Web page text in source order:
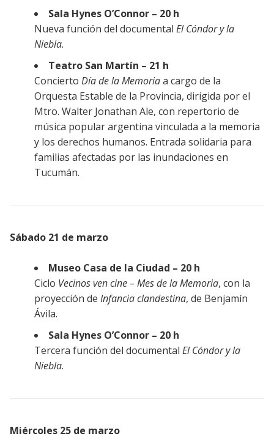
Sala Hynes O’Connor – 20 h
Nueva función del documental El Cóndor y la
Niebla.
Teatro San Martín – 21 h
Concierto Día de la Memoriaa cargo de la
Orquesta Estable de la Provincia, dirigida por el
Mtro. Walter Jonathan Ale, con repertorio de
música popular argentina vinculada a la memoria
y los derechos humanos. Entrada solidaria para
familias afectadas por las inundaciones en
Tucumán.
Sábado 21 de marzo
Museo Casa de la Ciudad – 20 h
Ciclo Vecinos ven cine – Mes de la Memoria, con la
proyección de Infancia clandestina, de Benjamín
Ávila.
Sala Hynes O’Connor – 20 h
Tercera función del documental El Cóndor y la
Niebla.
Miércoles 25 de marzo